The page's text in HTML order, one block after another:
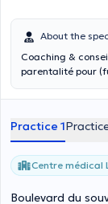
About the
Coaching &
parentalité pour
Practice 1
Centre médical
Boulevard du